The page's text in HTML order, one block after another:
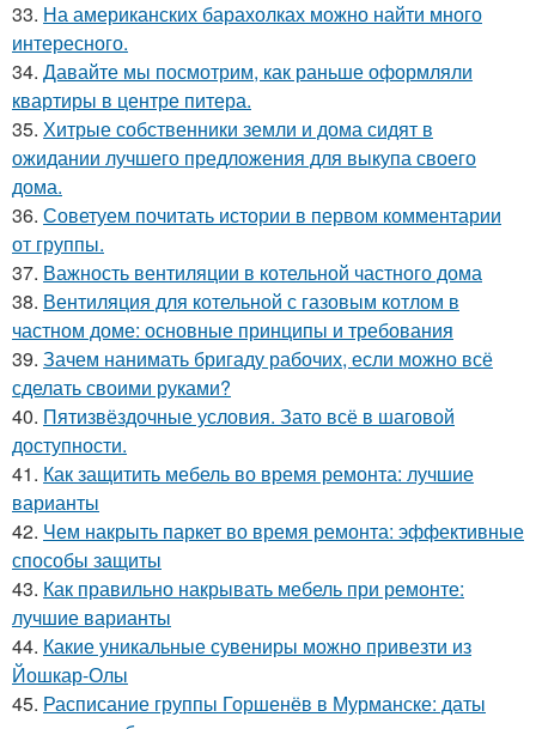
33. На американских барахолках можно найти много
интересного.
34. Давайте мы посмотрим, как раньше оформляли
квартиры в центре питера.
35. Хитрые собственники земли и дома сидят в
ожидании лучшего предложения для выкупа своего
дома.
36. Советуем почитать истории в первом комментарии
от группы.
37. Важность вентиляции в котельной частного дома
38. Вентиляция для котельной с газовым котлом в
частном доме: основные принципы и требования
39. Зачем нанимать бригаду рабочих, если можно всё
сделать своими руками?
40. Пятизвёздочные условия. Зато всё в шаговой
доступности.
41. Как защитить мебель во время ремонта: лучшие
варианты
42. Чем накрыть паркет во время ремонта: эффективные
способы защиты
43. Как правильно накрывать мебель при ремонте:
лучшие варианты
44. Какие уникальные сувениры можно привезти из
Йошкар-Олы
45. Расписание группы Горшенёв в Мурманске: даты